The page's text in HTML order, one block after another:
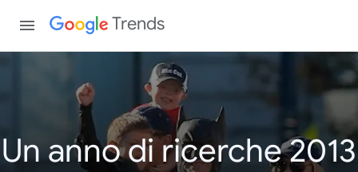
Trends
Un anno di ricerche 2013